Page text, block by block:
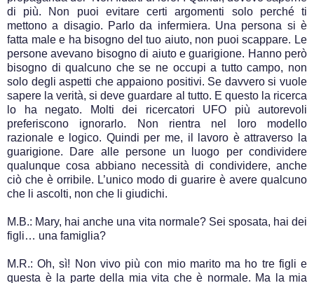
di più. Non puoi evitare certi argomenti solo perché ti
mettono a disagio. Parlo da infermiera. Una persona si è
fatta male e ha bisogno del tuo aiuto, non puoi scappare. Le
persone avevano bisogno di aiuto e guarigione. Hanno però
bisogno di qualcuno che se ne occupi a tutto campo, non
solo degli aspetti che appaiono positivi. Se davvero si vuole
sapere la verità, si deve guardare al tutto. E questo la ricerca
lo ha negato. Molti dei ricercatori UFO più autorevoli
preferiscono ignorarlo. Non rientra nel loro modello
razionale e logico. Quindi per me, il lavoro è attraverso la
guarigione. Dare alle persone un luogo per condividere
qualunque cosa abbiano necessità di condividere, anche
ciò che è orribile. L’unico modo di guarire è avere qualcuno
che li ascolti, non che li giudichi.
M.B.: Mary, hai anche una vita normale? Sei sposata, hai dei
figli… una famiglia?
M.R.: Oh, sì! Non vivo più con mio marito ma ho tre figli e
questa è la parte della mia vita che è normale. Ma la mia